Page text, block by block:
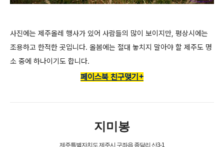
사진에는 제주올레 행사가 있어 사람들의 많이 보이지만, 평상시에는
조용하고 한적한 곳입니다. 올봄에는 절대 놓치지 말아야 할 제주도 명
소 중에 하나이기도 합니다.
페이스북 친구맺기+